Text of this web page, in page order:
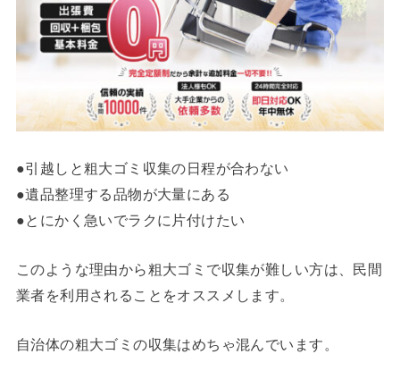
●引越しと粗大ゴミ収集の日程が合わない
●遺品整理する品物が大量にある
●とにかく急いでラクに片付けたい
このような理由から粗大ゴミで収集が難しい方は、民間
業者を利用されることをオススメします。
自治体の粗大ゴミの収集はめちゃ混んでいます。